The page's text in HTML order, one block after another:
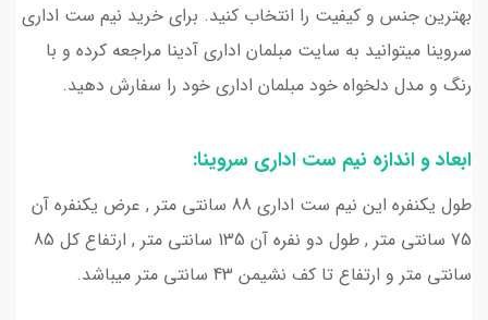
بهترین جنس و کیفیت را انتخاب کنید. برای خرید نیم ست اداری
سروینا میتوانید به سایت مبلمان اداری آدینا مراجعه کرده و با
رنگ و مدل دلخواه خود مبلمان اداری خود را سفارش دهید.
ابعاد و اندازه نیم ست اداری سروینا:
طول یکنفره این نیم ست اداری 88 سانتی متر , عرض یکنفره آن
75 سانتی متر , طول دو نفره آن 135 سانتی متر , ارتفاع کل 85
سانتی متر و ارتفاع تا کف نشیمن 43 سانتی متر میباشد.